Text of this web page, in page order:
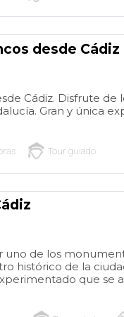
Bring
* our
have
better and
Entry
so
buy tickets
and
but jam
company
missed
probably
my top
to Cathedral,
desde Cádiz
Cádiz. Disfrute de
Gran y única
Tour guiado
uno de los
histórico de la
que se